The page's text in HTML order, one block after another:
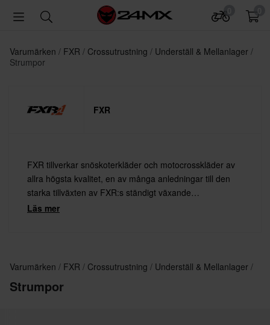
Varumärken FXR Crossutrustning
Underställ & Mellanlager
Strumpor
FXR
FXR tillverkar snöskoterkläder och motocrosskläder av
allra högsta kvalitet, en av många anledningar till den
starka tillväxten av FXR:s ständigt växande
produktsortiment. Varje år lanseras nya, godkända
Läs mer
Varumärken FXR Crossutrustning Underställ & Mellanlager
Strumpor